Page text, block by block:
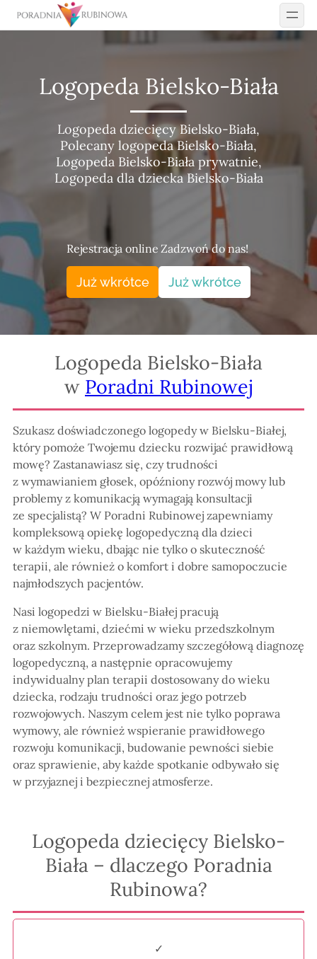
Logopeda Bielsko-Biała
Logopeda dziecięcy Bielsko-Biała,
Polecany logopeda Bielsko-Biała,
Logopeda Bielsko-Biała prywatnie,
Logopeda dla dziecka Bielsko-Biała
Rejestracja online
Już wkrótce
Zadzwoń do nas!
Już wkrótce
Logopeda Bielsko-Biała
w Poradni Rubinowej
Szukasz doświadczonego logopedy w Bielsku-Białej,
który pomoże Twojemu dziecku rozwijać prawidłową
mowę? Zastanawiasz się, czy trudności
z wymawianiem głosek, opóźniony rozwój mowy lub
problemy z komunikacją wymagają konsultacji
ze specjalistą? W Poradni Rubinowej zapewniamy
kompleksową opiekę logopedyczną dla dzieci
w każdym wieku, dbając nie tylko o skuteczność
terapii, ale również o komfort i dobre samopoczucie
najmłodszych pacjentów.
Nasi logopedzi w Bielsku-Białej pracują
z niemowlętami, dziećmi w wieku przedszkolnym
oraz szkolnym. Przeprowadzamy szczegółową diagnozę
logopedyczną, a następnie opracowujemy
indywidualny plan terapii dostosowany do wieku
dziecka, rodzaju trudności oraz jego potrzeb
rozwojowych. Naszym celem jest nie tylko poprawa
wymowy, ale również wspieranie prawidłowego
rozwoju komunikacji, budowanie pewności siebie
oraz sprawienie, aby każde spotkanie odbywało się
w przyjaznej i bezpiecznej atmosferze.
Logopeda dziecięcy Bielsko-
Biała – dlaczego Poradnia
Rubinowa?
✓